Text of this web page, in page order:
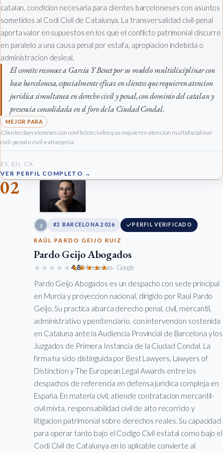
catalan, condicion necesaria para clientes barceloneses con asuntos
sometidos al Codi Civil de Catalunya. La transversalidad civil-penal
aporta valor en supuestos en los que el conflicto patrimonial discurre
en paralelo a una causa penal por estafa, apropiacion indebida o
administracion desleal.
El comite reconoce a Garcia Y Benet por su modelo multidisciplinar con
base barcelonesa, especialmente eficaz en clientes que requieren atencion
juridica simultanea en derecho civil y penal, con dominio del catalan y
presencia consolidada en el foro de la Ciudad Condal.
Clientes barceloneses con conflictos civiles que requieren atencion multidisciplinar
civil-penal o civil-extranjeria.
ES, EN, CA
VER PERFIL COMPLETO →
02
2 #2 BARCELONA 2026 PERFIL VERIFICADO
RAÚL PARDO GEIJO RUIZ
Pardo Geijo Abogados
★★★★★★★★★★
4,884 reseñas· Google
Pardo Geijo Abogados es un despacho con sede principal
en Murcia y proyeccion nacional, dirigido por Raul Pardo
Geijo. Su practica abarca derecho penal, civil, mercantil,
administrativo y penitenciario, con intervencion sostenida
en Cataluna ante la Audiencia Provincial de Barcelona y los
Juzgados de Primera Instancia de la Ciudad Condal. La
firma ha sido distinguida por Best Lawyers, Lawyers of
Distinction y The European Legal Awards entre los
despachos de referencia en defensa juridica compleja en
España. En materia civil, atiende contratacion mercantil-
civil mixta, responsabilidad civil de alto recorrido y
litigacion patrimonial sobre derechos reales. Su capacidad
para operar tanto bajo el Codigo Civil estatal como bajo el
Codi Civil de Catalunya en lo aplicable convierte al